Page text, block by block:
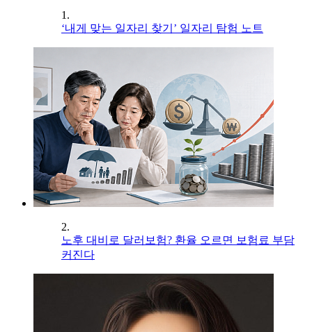
1.
‘내게 맞는 일자리 찾기’ 일자리 탐험 노트
2.
노후 대비로 달러보험? 환율 오르면 보험료 부담
커진다